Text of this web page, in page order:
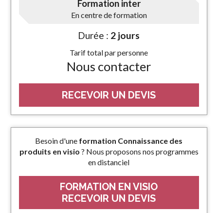
Formation inter
En centre de formation
Durée : 2 jours
Tarif total par personne
Nous contacter
RECEVOIR UN DEVIS
Besoin d'une formation Connaissance des
produits en visio ? Nous proposons nos programmes
en distanciel
FORMATION EN VISIO
RECEVOIR UN DEVIS